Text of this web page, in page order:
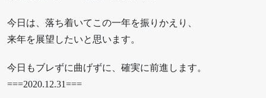
今日は、落ち着いてこの一年を振りかえり、
来年を展望したいと思います。
今日もブレずに曲げずに、確実に前進します。
===2020.12.31===